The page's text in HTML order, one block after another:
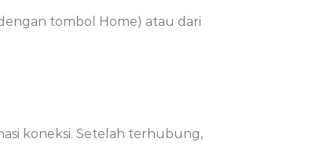
tombol Home) atau dari
koneksi. Setelah terhubung,